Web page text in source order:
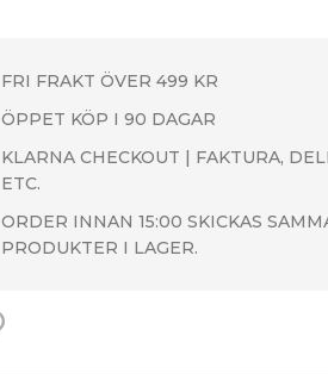
FRI FRAKT ÖVER 499 KR
ÖPPET KÖP I 90 DAGAR
KLARNA CHECKOUT | FAKTURA,
ETC.
ORDER INNAN 15:00 SKICKAS
PRODUKTER I LAGER.